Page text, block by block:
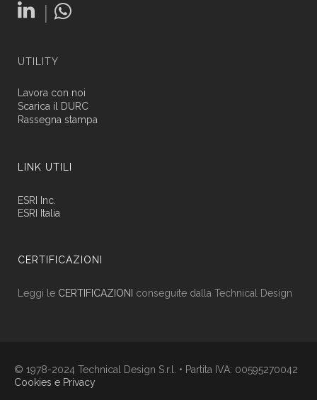
|
UTILITY
Lavora con noi
Scarica il DURC
Rassegna stampa
LINK UTILI
ESRI Inc.
ESRI Italia
CERTIFICAZIONI
Leggi le CERTIFICAZIONI conseguite dalla Technical Design
© 1978-2024 Technical Design S.r.l. • Partita IVA: 00595270042
Cookies e Privacy